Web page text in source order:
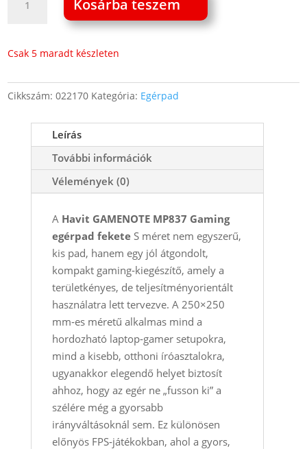
MP839
S
méret
Kosárba teszem
Csak 5 maradt készleten
Cikkszám:022170 Kategória: Egérpad
Leírás
További információk
Vélemények (0)
A Havit GAMENOTE MP837 Gaming
egérpad feketeS méret nem egyszerű,
kis pad, hanem egy jól átgondolt,
kompakt gaming‑kiegészítő, amely a
területkényes, de teljesítményorientált
használatra lett tervezve. A 250×250
mm‑es méretű alkalmas mind a
hordozható laptop‑gamer setupokra,
mind a kisebb, otthoni íróasztalokra,
ugyanakkor elegendő helyet biztosít
ahhoz, hogy az egér ne „fusson ki” a
szélére még a gyorsabb
irányváltásoknál sem. Ez különösen
előnyös FPS‑játékokban, ahol a gyors,